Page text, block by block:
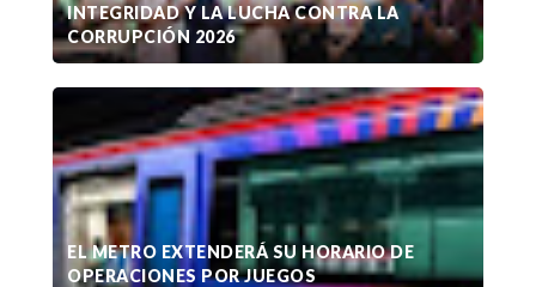
INTEGRIDAD Y LA LUCHA CONTRA LA
CORRUPCIÓN 2026
EL METRO EXTENDERÁ SU HORARIO DE
OPERACIONES POR JUEGOS